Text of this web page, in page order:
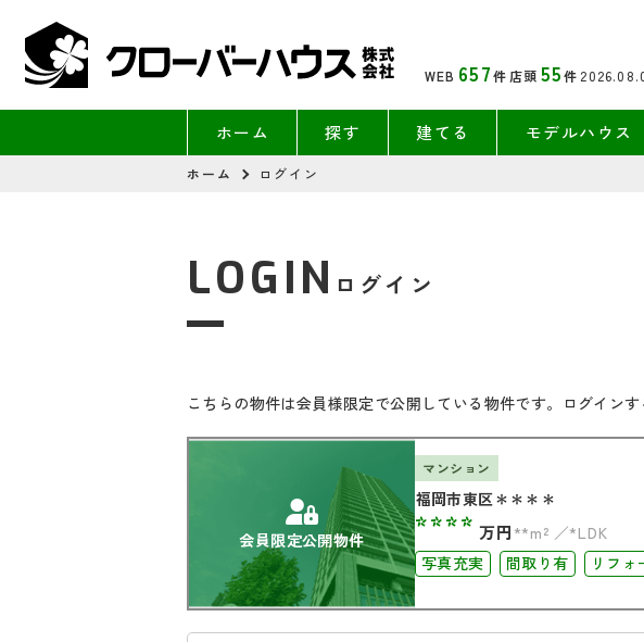
WEB 657件 店頭 55件
ホーム 探す 建てる モデルハウス
ホーム ログイン
ログイン
LOGIN
こちらの物件は会員様限定で公開している物件です。ログイン
会員限定公開物件
マンション
福岡市東区＊＊＊＊
**** 万円 **m²
*LDK
写真充実
間取り有 リフ